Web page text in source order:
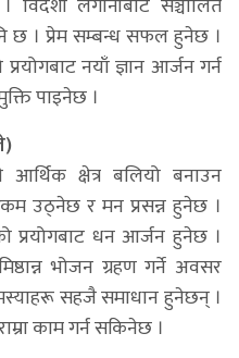
छ । प्रेम सम्बन्ध सफल हुनेछ ।
नयाँ ज्ञान आर्जन गर्न
पाइनेछ ।
आर्थिक क्षेत्र बलियो बनाउन
उठ्नेछ र मन प्रसन्न हुनेछ ।
प्रयोगबाट धन आर्जन हुनेछ ।
भोजन ग्रहण गर्ने अवसर
सहजै समाधान हुनेछन् ।
काम गर्न सकिनेछ ।